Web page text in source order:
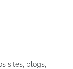
sites, blogs,